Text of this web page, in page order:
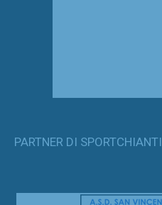
PARTNER DI SPORTCHIANTI